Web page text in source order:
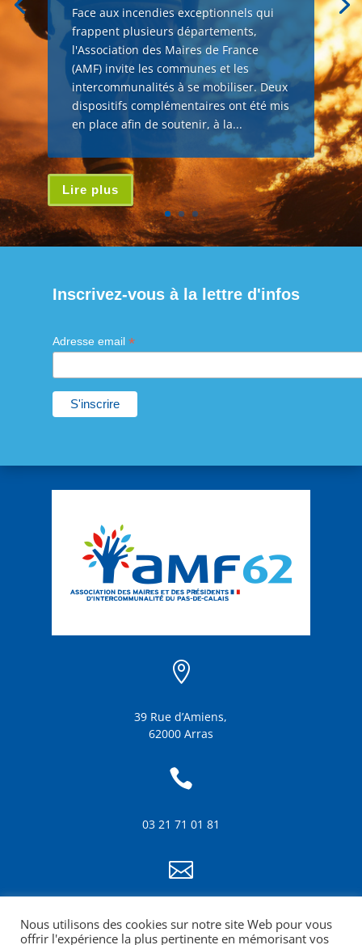
Face aux incendies exceptionnels qui
frappent plusieurs départements,
l'Association des Maires de France
(AMF) invite les communes et les
intercommunalités à se mobiliser. Deux
dispositifs complémentaires ont été mis
en place afin de soutenir, à la...
Lire plus
Inscrivez-vous à la lettre d'infos
Adresse email *

39 Rue d’Amiens,
62000 Arras

03 21 71 01 81

info@amf62.fr
mentions légales
Nous utilisons des cookies sur notre site Web pour vous
offrir l'expérience la plus pertinente en mémorisant vos